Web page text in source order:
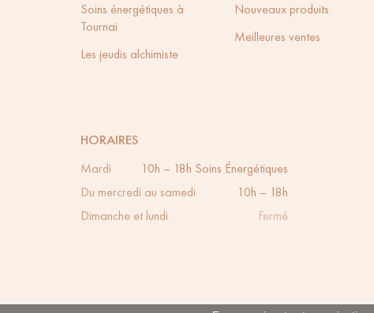
Soins énergétiques à
Tournai
Les jeudis alchimiste
Nouveaux produits
Meilleures ventes
HORAIRES
Mardi 10h – 18h Soins Énergétiques
Du mercredi au samedi
10h – 18h
Dimanche et lundi
Fermé